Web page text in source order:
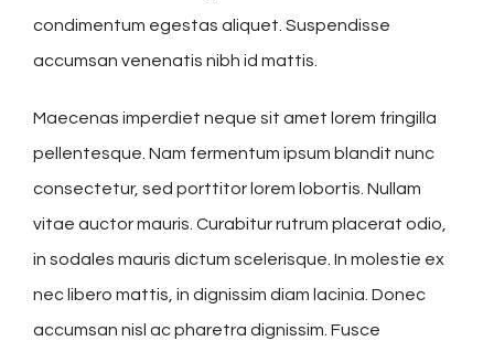
condimentum egestas aliquet. Suspendisse
accumsan venenatis nibh id mattis.
Maecenas imperdiet neque sit amet lorem fringilla
pellentesque. Nam fermentum ipsum blandit nunc
consectetur, sed porttitor lorem lobortis. Nullam
vitae auctor mauris. Curabitur rutrum placerat odio,
in sodales mauris dictum scelerisque. In molestie ex
nec libero mattis, in dignissim diam lacinia. Donec
accumsan nisl ac pharetra dignissim. Fusce